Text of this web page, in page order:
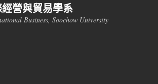
營與貿易學系
Business, Soochow University